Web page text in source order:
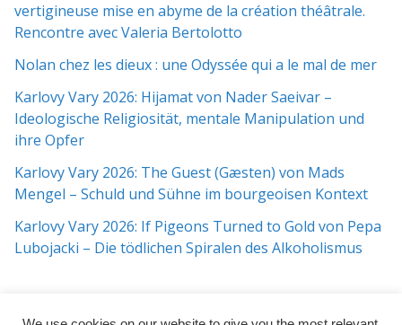
vertigineuse mise en abyme de la création théâtrale.
Rencontre avec Valeria Bertolotto
Nolan chez les dieux : une Odyssée qui a le mal de mer
Karlovy Vary 2026: Hijamat von Nader Saeivar​​ –
Ideologische Religiosität, mentale Manipulation und
ihre Opfer
Karlovy Vary 2026: The Guest (Gæsten) von Mads
Mengel – Schuld und Sühne im bourgeoisen Kontext
Karlovy Vary 2026: If Pigeons Turned to Gold von Pepa
Lubojacki – Die tödlichen Spiralen des Alkoholismus